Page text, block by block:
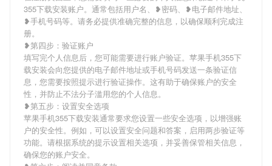
355下载安装账户。通常包括用户名、❥密码、❥电子邮件地址、
❥手机号码等。请务必提供准确完整的信息，以确保顺利完成注
册。
❥第四步：验证账户
填写完个人信息后，您可能需要进行账户验证。苹果手机355下
载安装会向您提供的电子邮件地址或手机号码发送一条验证信
息，您需要按照提示进行验证操作。这有助于确保账户的安全
性，并防止不法分子滥用您的个人信息。
❥第五步：设置安全选项
苹果手机355下载安装通常要求您设置一些安全选项，以增强账
户的安全性。例如，可以设置安全问题和答案，启用两步验证等
功能。请根据系统的提示设置相关选项，并妥善保管相关信息，
确保您的账户安全。